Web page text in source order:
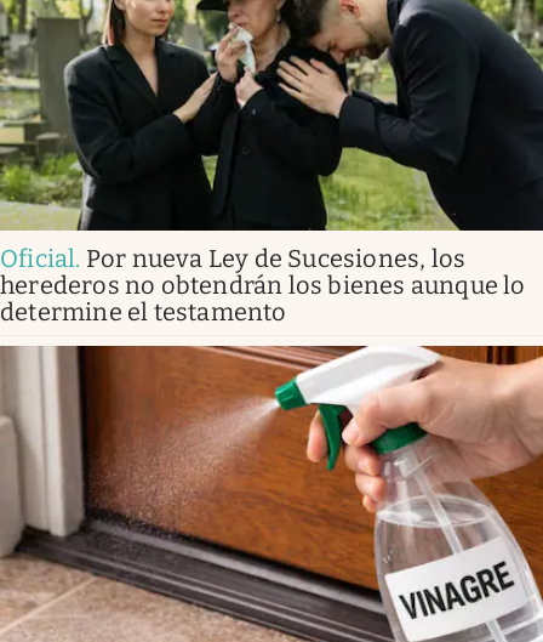
Oficial. Por nueva Ley de Sucesiones, los
herederos no obtendrán los bienes aunque lo
determine el testamento